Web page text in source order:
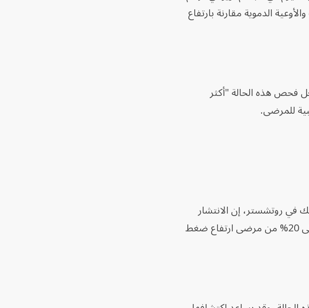
الدموية مقارنة بارتفاع
فحص هذه الحالة "أكثر
للمرضى.
في روتشستر، إن الانتشار
الحقيقي للألدوستيرونية الأولية غير معروف، لكنه رجح إمكانية أن يصل إلى 20% من مرضى ارتفاع ضغط